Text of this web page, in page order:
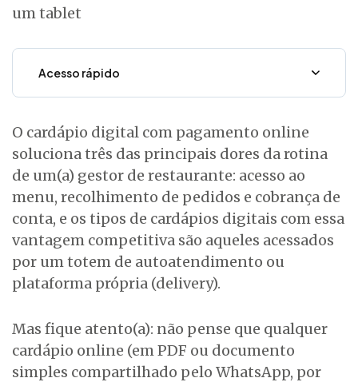
Acesso rápido
O cardápio digital com pagamento online
soluciona três das principais dores da rotina
de um(a) gestor de restaurante: acesso ao
menu, recolhimento de pedidos e cobrança de
conta, e os tipos de cardápios digitais com essa
vantagem competitiva são aqueles acessados
por um totem de autoatendimento ou
plataforma própria (delivery).
Mas fique atento(a): não pense que qualquer
cardápio online (em PDF ou documento
simples compartilhado pelo WhatsApp, por